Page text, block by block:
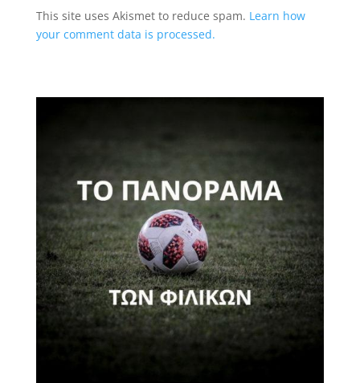
This site uses Akismet to reduce spam. Learn how
your comment data is processed.